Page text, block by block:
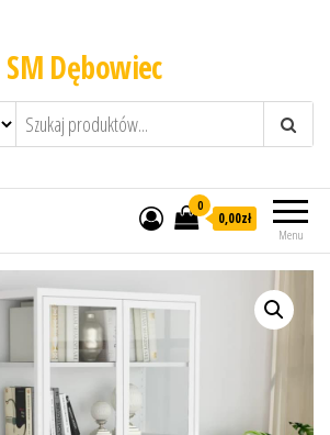
SM Dębowiec
Menu
0
0,00zł